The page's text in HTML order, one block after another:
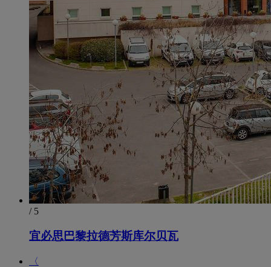
/ 5
宜必思巴黎拉德芳斯库尔贝瓦
〈